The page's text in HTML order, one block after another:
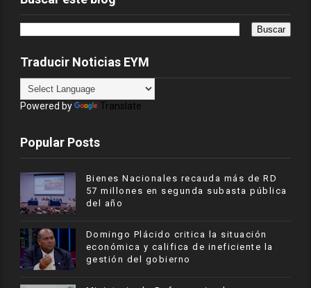
Traducir Noticias EYM
Powered by Translate
Popular Posts
Bienes Nacionales recauda más de RD
57 millones en segunda subasta pública
del año
​Domingo Plácido critica la situación
económica y califica de ineficiente la
gestión del gobierno